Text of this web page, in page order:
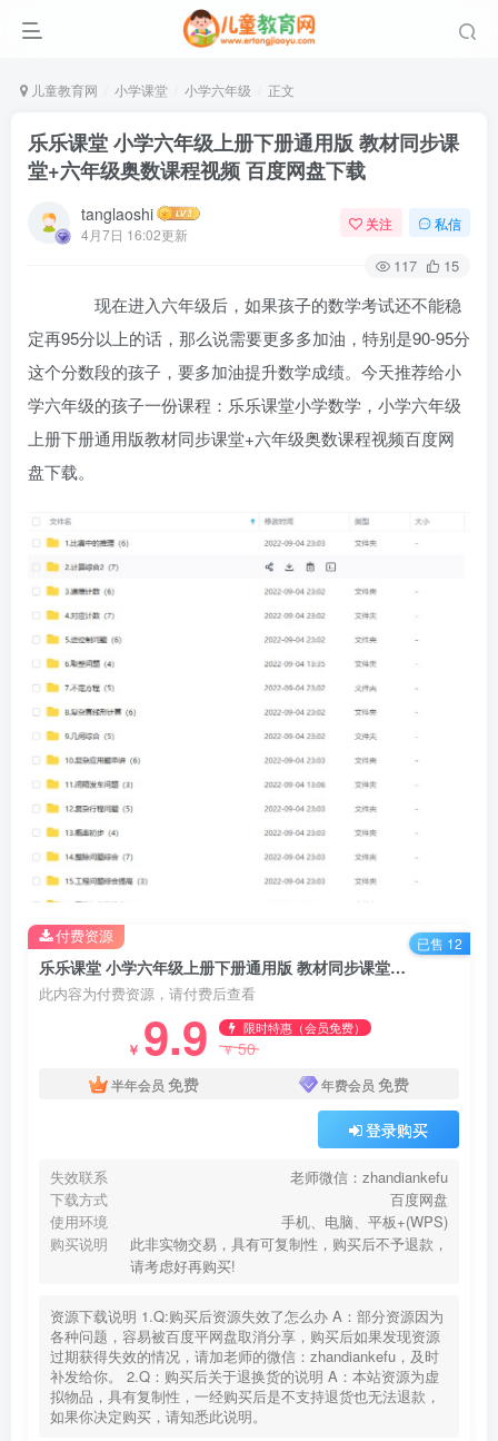
儿童教育网 小学课堂 小学六年级 正文
乐乐课堂 小学六年级上册下册通用版 教材同步课
堂+六年级奥数课程视频 百度网盘下载
tanglaoshi
4月7日 16:02更新
关注 私信
117 15
现在进入六年级后，如果孩子的数学考试还不能稳
定再95分以上的话，那么说需要更多多加油，特别是90-95分
这个分数段的孩子，要多加油提升数学成绩。今天推荐给小
学六年级的孩子一份课程：乐乐课堂小学数学，小学六年级
上册下册通用版教材同步课堂+六年级奥数课程视频百度网
盘下载。
乐乐课堂 小学六年级上册下册通用版 教材同步课堂+六年级奥数课程视频 百度网盘下载
此内容为付费资源，请付费后查看
￥ 9.9 限时特惠（会员免费）
￥50
半年会员 免费 年费会员 免费
登录购买
失效联系
老师微信：zhandiankefu
下载方式
百度网盘
使用环境
手机、电脑、平板+(WPS)
购买说明
此非实物交易，具有可复制性，购买后不予退款，
请考虑好再购买!
资源下载说明 1.Q:购买后资源失效了怎么办 A：部分资源因为
各种问题，容易被百度平网盘取消分享，购买后如果发现资源
过期获得失效的情况，请加老师的微信：zhandiankefu，及时
补发给你。 2.Q：购买后关于退换货的说明 A：本站资源为虚
拟物品，具有复制性，一经购买后是不支持退货也无法退款，
如果你决定购买，请知悉此说明。
付费资源 已售 12